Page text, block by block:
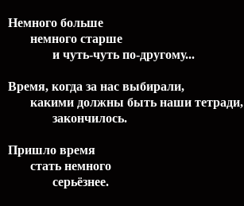
Немного больше
немного старше
и чуть-чуть по-другому...
Время, когда за нас выбирали,
какими должны быть наши тетради,
закончилось.
Пришло время
стать немного
серьёзнее.